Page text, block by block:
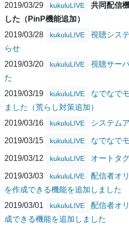
2019/03/29
kukuluLIVE
共同配信
した（PinP機能追加）
2019/03/28
kukuluLIVE
視聴シス
らせ
2019/03/20
kukuluLIVE
視聴サー
た
2019/03/19
kukuluLIVE
なでなで
ました（荒らし対策追加）
2019/03/16
kukuluLIVE システム
2019/03/15 kukuluLIVE なでなで
2019/03/12 kukuluLIVE オートタ
2019/03/03 kukuluLIVE
配信者オ
を作成できる機能を追加しました
2019/03/01
kukuluLIVE
配信者オ
成できる機能を追加しました